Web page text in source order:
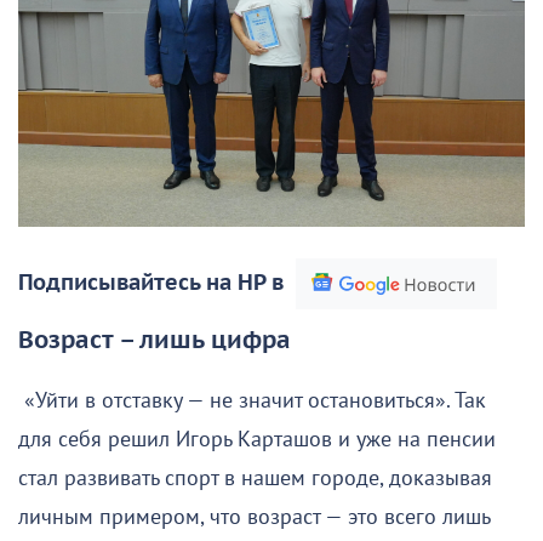
Подписывайтесь на НР в
Возраст – лишь цифра
«Уйти в отставку — не значит остановиться». Так
для себя решил Игорь Карташов и уже на пенсии
стал развивать спорт в нашем городе, доказывая
личным примером, что возраст — это всего лишь